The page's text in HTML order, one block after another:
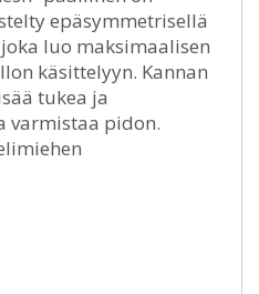
epäsymmetrisellä
luo maksimaalisen
käsittelyyn. Kannan
tukea ja
varmistaa pidon.